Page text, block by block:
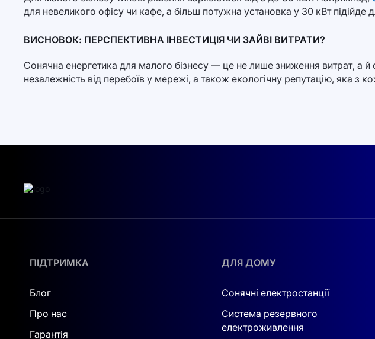
для невеликого офісу чи кафе, а більш потужна установка у 30 кВт підійде
ВИСНОВОК: ПЕРСПЕКТИВНА ІНВЕСТИЦІЯ ЧИ ЗАЙВІ ВИТРАТИ?
Сонячна енергетика для малого бізнесу — це не лише зниження витрат, а
незалежність від перебоїв у мережі, а також екологічну репутацію, яка з
ПІДТРИМКА
Блог
Про нас
Гарантія
ДЛЯ ДОМУ
Сонячні електростанції
Система резервного
електроживлення